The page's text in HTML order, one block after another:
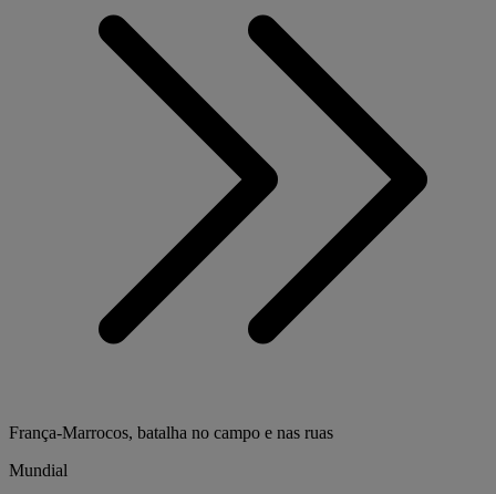
França-Marrocos, batalha no campo e nas ruas
Mundial